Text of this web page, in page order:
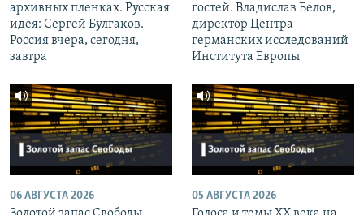
архивных пленках. Русская
идея: Сергей Булгаков.
Россия вчера, сегодня,
завтра
гостей. Владислав Белов,
директор Центра
германских исследований
Института Европы
06 АВГУСТА 2026 05 АВГУСТА 2026